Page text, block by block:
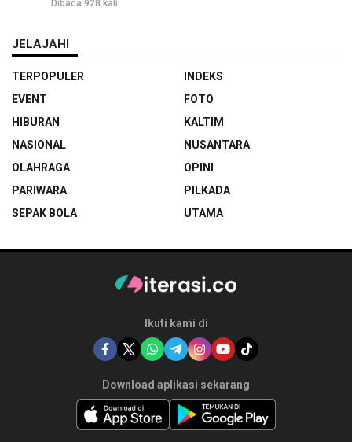
Dibaca 928 kali
JELAJAHI
TERPOPULER
INDEKS
EVENT
FOTO
HIBURAN
KALTIM
NASIONAL
NUSANTARA
OLAHRAGA
OPINI
PARIWARA
PILKADA
SEPAK BOLA
UTAMA
Ikuti kami di
Download aplikasi sekarang